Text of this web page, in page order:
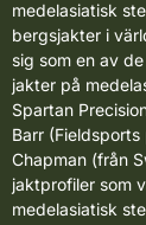
medelasiatisk
bergsjakter i
sig som en av
jakter på
Spartan
Barr
Chapman (från
jaktprofiler som
medelasiatisk